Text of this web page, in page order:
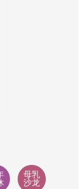
母乳
沙龙